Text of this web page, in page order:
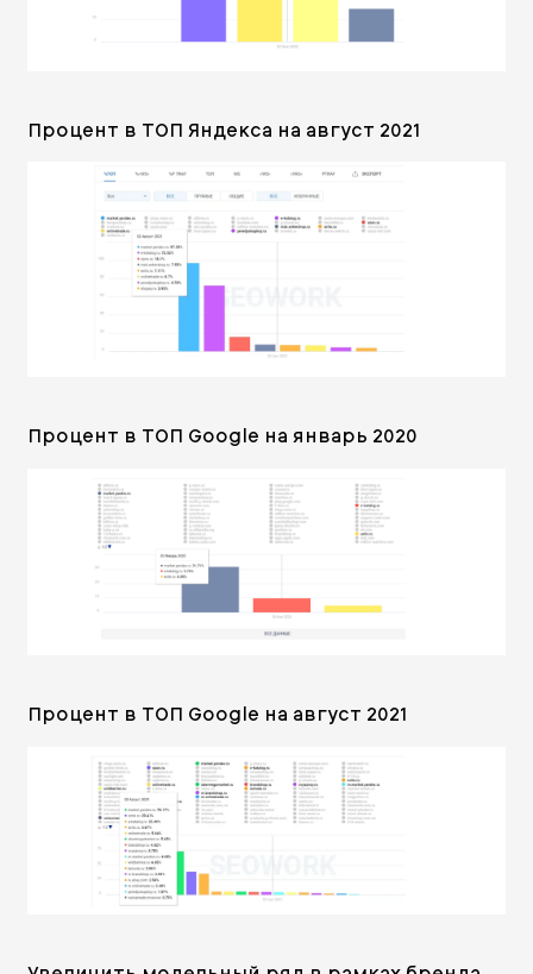
Процент в ТОП Яндекса на август 2021
Процент в ТОП Google на январь 2020
Процент в ТОП Google на август 2021